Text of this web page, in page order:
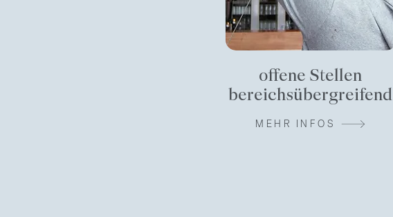
offene Stellen
bereichsübergreifend
MEHR INFOS